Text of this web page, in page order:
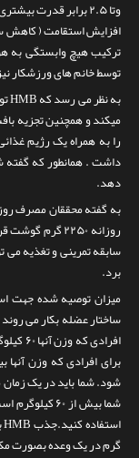
افزایش استقامت ( کاهش
ترکیب هیچ وابستگی به
توسط خانم های ورزشکار
به نظر می رسد که HMB توازن متابولیسم
را به همراه یک رژیم
دهد.
روزانه ۲۲۵۰
برد.
میزان توصیه شده جهت
ساختار عضله بکار می
گرم در یک وعده بصورت